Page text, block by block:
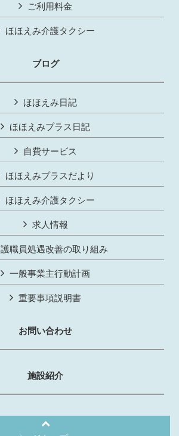
ご利用料金
ほほえみ介護タクシー
ブログ
ほほえみ日記
ほほえみプラス日記
自費サービス
ほほえみプラスだより
ほほえみ介護タクシー
求人情報
職員処遇改善の取り組み
一般事業主行動計画
重要事項説明書
お問い合わせ
施設紹介